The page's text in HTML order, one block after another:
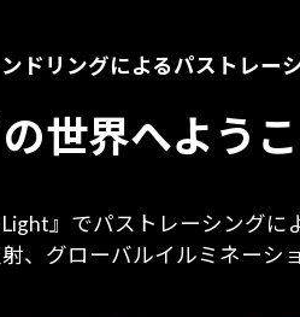
ドリングによるパストレー
世界へよう
』でパストレーシングに
、グローバルイルミネーシ